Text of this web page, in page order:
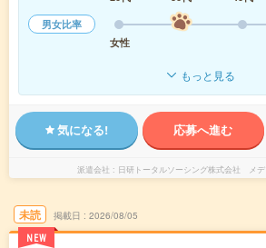
男女比率
女性
もっと見る
気になる! 応募へ進む
派遣会社 日研トータルソーシング株式会社 メ
未読
NEW
掲載日 2026/08/05